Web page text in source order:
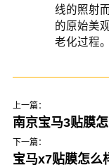
线的照射
的原始美
老化过程。
上一篇：
南京宝马3贴膜
下一篇：
宝马x7贴膜怎么